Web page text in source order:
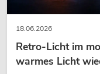
18.06.2026
Retro-Licht im
warmes Licht